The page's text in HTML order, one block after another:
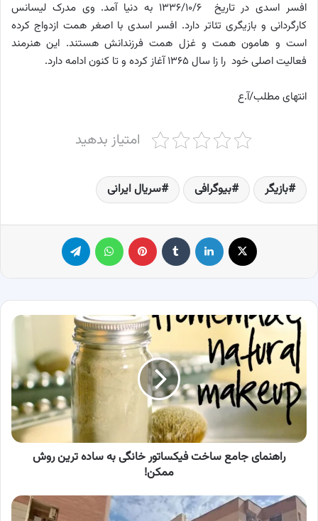
افسر اسدی در تاریخ ۱۳۳۶/۱۰/۶ به دنیا آمد. وی مدرک لیسانس
کارگردانی و بازیگری تئاتر دارد. افسر اسدی با اصغر همت ازدواج کرده
است و هامون همت و غزل همت فرزندانش هستند. این هنرمند
فعالیت اصلی خود را زا سال ۱۳۶۵ آغاز کرده و تا کنون ادامه دارد.
انتهای مطلب/آ.ع
امتیاز بدهید
بازیگر بیوگرافی سریال ایرانی
لینکدین ‫تامبلر پینترست
راهنمای
جامع
ساخت
فیکساتور
خانگی
به
ساده
ترین
روش
ممکن!راهنمای جامع ساخت فیکساتور خانگی به ساده ترین روش
ممکن!
جزئیات
انفجار